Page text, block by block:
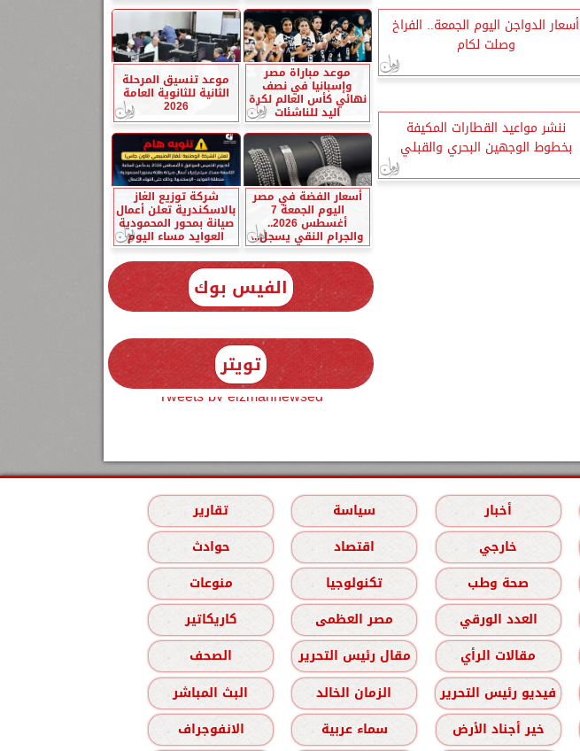
أسعار الدواجن اليوم الجمعة.. الفراخ
وصلت لكام
ننشر مواعيد القطارات المكيفة
بخطوط الوجهين البحري والقبلي
موعد مباراة مصر
وإسبانيا في نصف
نهائي كأس العالم لكرة
اليد للناشئات
موعد تنسيق المرحلة
الثانية للثانوية العامة
2026
أسعار الفضة في مصر
اليوم الجمعة 7
أغسطس 2026..
والجرام النقي يسجل...
شركة توزيع الغاز
بالاسكندرية تعلن أعمال
صيانة بمحور المحمودية
العوايد مساء اليوم
الفيس بوك
تويتر
Tweets by elzmannewseg
أخبار سياسة
تقارير
خارجي اقتصاد
حوادث
صحة وطب تكنولوجيا
منوعات
العدد الورقي مصر العظمى
كاريكاتير
مقالات الرأي مقال رئيس التحرير
الصحف
فيديو رئيس التحرير الزمان الخالد
البث المباشر
خير أجناد الأرض سماء عربية الانفوجراف